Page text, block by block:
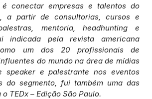
conectar empresas e talentos do
a partir de consultorias, cursos e
mentoria, headhunting e
indicada pela revista americana
um dos 20 profissionais de
do mundo na área de mídias
speaker e palestrante nos eventos
do segmento, fui também uma das
TEDx – Edição São Paulo.